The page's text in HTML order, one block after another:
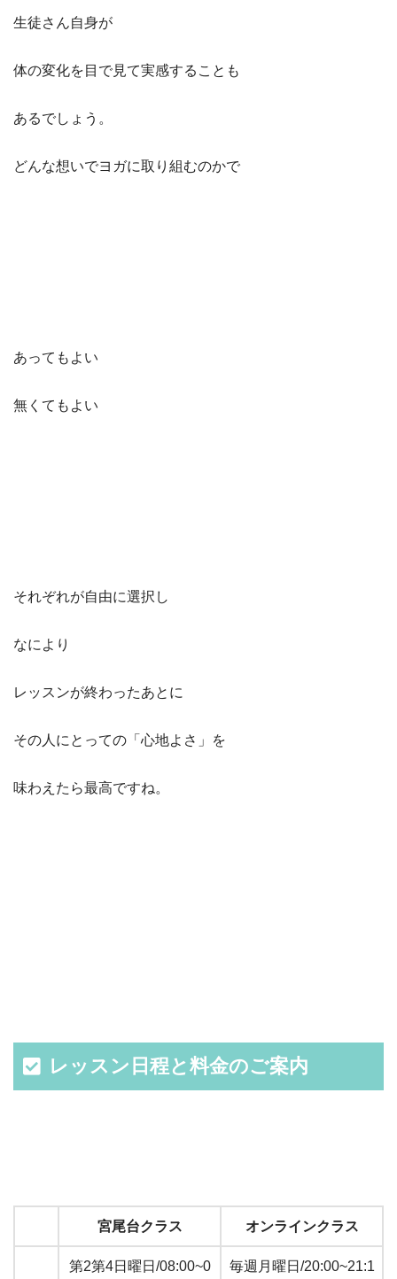
生徒さん自身が
体の変化を目で見て実感することも
あるでしょう。
どんな想いでヨガに取り組むのかで
あってもよい
無くてもよい
それぞれが自由に選択し
なにより
レッスンが終わったあとに
その人にとっての「心地よさ」を
味わえたら最高ですね。
レッスン日程と料金のご案内
宮尾台クラス オンラインクラス
第2第4日曜日/08:00~0
毎週月曜日/20:00~21:1